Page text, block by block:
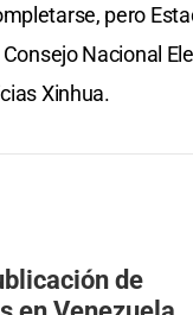
pero
Nacional
Xinhua.
de